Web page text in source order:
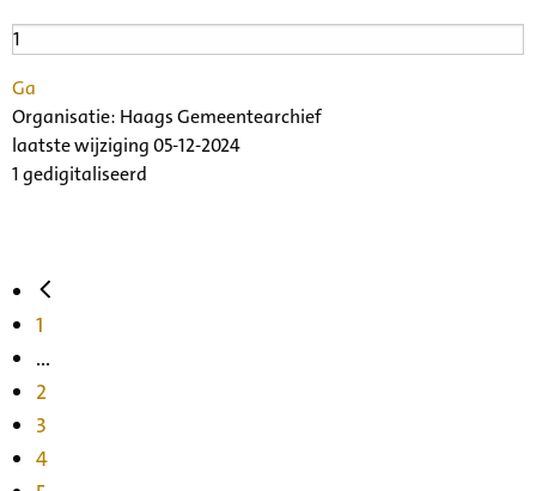
Ga
Organisatie: Haags Gemeentearchief
laatste wijziging 05-12-2024
1 gedigitaliseerd
1
...
2
3
4